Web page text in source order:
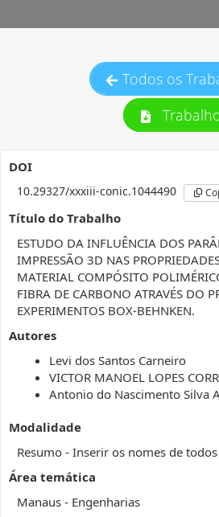
Todos os
DOI
10.29327/xxxiii-conic.1044490
Título do Trabalho
ESTUDO DA INFLUÊNCIA DOS
IMPRESSÃO 3D NAS
MATERIAL COMPÓSITO
FIBRA DE CARBONO ATRAVÉS DO
EXPERIMENTOS BOX-BEHNKEN.
Autores
Levi dos Santos Carneiro
VICTOR MANOEL LOPES
Antonio do Nascimento Silva
Modalidade
Resumo - Inserir os nomes de
Área temática
Manaus - Engenharias